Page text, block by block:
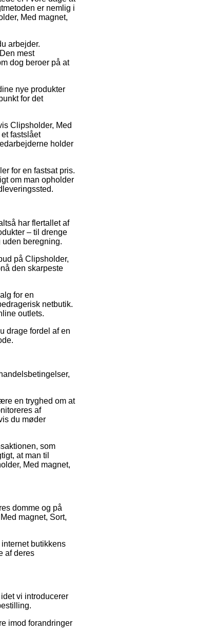
er nemlig i
Med magnet,
arbejder.
mest
dog beroer på at
nye produkter
for det
Clipsholder, Med
fastslået
holder
for en fastsat pris.
om man opholder
har flertallet af
– til drenge
beregning.
på Clipsholder,
den skarpeste
for en
netbutik.
outlets.
drage fordel af en
en tryghed om at
af
du møder
som
at man til
Med magnet,
domme og på
magnet, Sort,
butikkens
af deres
vi introducerer
imod forandringer